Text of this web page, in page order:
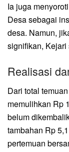
Ia juga
Desa sebagai
desa. Namun,
signifikan,
Realisasi
Dari total
memulihkan Rp
belum
tambahan Rp
pertemuan